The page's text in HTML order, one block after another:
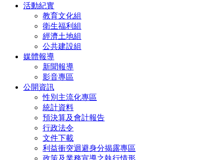
活動紀實
教育文化組
衛生福利組
經濟土地組
公共建設組
媒體報導
新聞報導
影音專區
公開資訊
性別主流化專區
統計資料
預決算及會計報告
行政法令
文件下載
利益衝突迴避身分揭露專區
政策及業務宣導之執行情形